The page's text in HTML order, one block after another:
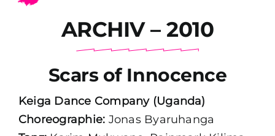
Home
Programm
Wettbewerb / Ausschreibung
ARCHIV – 2010
Scars of Innocence
Keiga Dance Company (Uganda)
Choreographie: Jonas Byaruhanga